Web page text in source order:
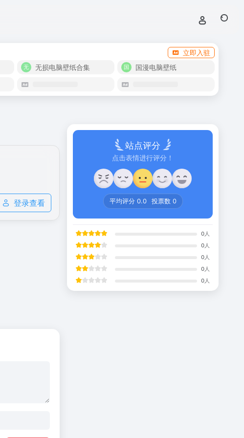
立即入驻
无损电脑壁纸合集 国漫电脑壁纸
登录查看
站点评分
点击表情进行评分！
平均评分 0.0投票数 0
0人
0人
0人
0人
0人